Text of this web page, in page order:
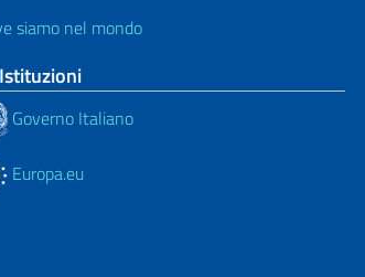
siamo nel mondo
Governo Italiano
Europa.eu